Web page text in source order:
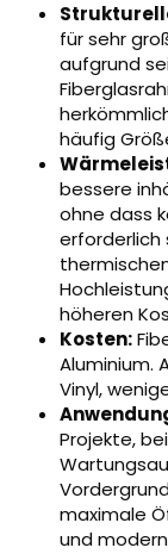
für sehr
aufgrund
häufig
bessere
ohne dass
erforderlich
höheren
Kosten:
Aluminium.
Vinyl,
Projekte,
maximale
und